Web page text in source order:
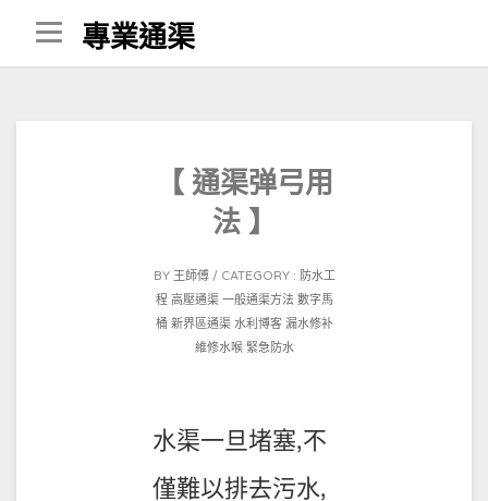
Skip
to
專業通渠
【 通渠弹弓用
法 】
BY 王師傅
POSTED
ON
2021-
02-
CATEGORY : 防水工
程 高壓通渠 一般通渠方法 數字馬
桶 新界區通渠 水利博客 漏水修补
維修水喉 緊急防水
水渠一旦堵塞,不
僅難以排去污水,